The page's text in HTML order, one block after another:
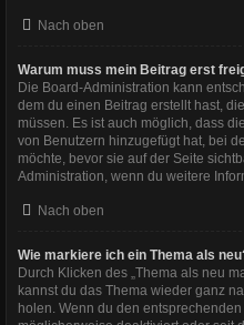
Nach oben
Warum muss mein Beitrag erst
Die Board-Administration kann
dem du einen Beitrag erstellt hast,
müssen. Es ist auch möglich, dass
von Benutzern hinzugefügt hat, bei
möchte, bevor sie auf der Seite
Administration, wenn du weitere
Nach oben
Wie markiere ich ein Thema als
Durch Klicken des „Thema als neu
kannst du das Thema wieder ganz
holen. Wenn du den